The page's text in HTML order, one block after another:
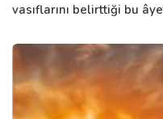
vasıflarını belirttiği bu